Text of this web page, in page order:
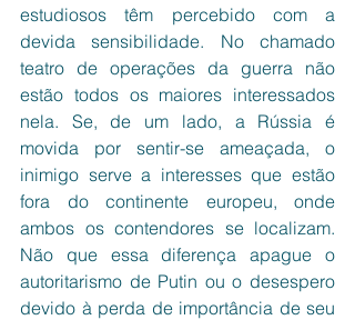
estudiosos têm percebido com a
devida sensibilidade. No chamado
teatro de operações da guerra não
estão todos os maiores interessados
nela. Se, de um lado, a Rússia é
movida por sentir-se ameaçada, o
inimigo serve a interesses que estão
fora do continente europeu, onde
ambos os contendores se localizam.
Não que essa diferença apague o
autoritarismo de Putin ou o desespero
devido à perda de importância de seu